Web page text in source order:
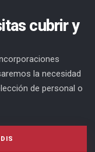
cubrir y
la necesidad
de personal o